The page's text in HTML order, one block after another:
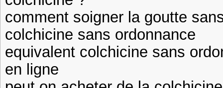
comment soigner la goutte
colchicine sans ordonnance
equivalent colchicine sans
en ligne